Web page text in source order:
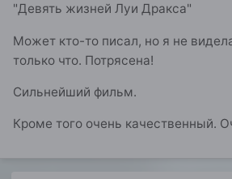
"Девять жизней Луи Дракса"
Может кто-то писал, но я не
только что. Потрясена!
Сильнейший фильм.
Кроме того очень качественный.